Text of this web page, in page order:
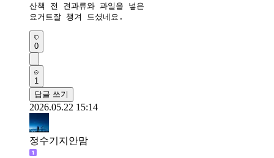
산책 전 견과류와 과일을 넣은
요거트잘 챙겨 드셨네요.
0
1
답글 쓰기
2026.05.22 15:14
정수기지안맘